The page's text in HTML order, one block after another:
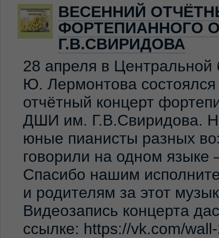
ВЕСЕННИЙ
ФОРТЕПИАННОГО
Г.В.СВИРИДОВА
28 апреля в
Ю. Лермонтова состоялся
отчётный концерт
ДШИ им. Г.В.Свиридова.
юные пианисты разных
говорили на одном
Спасибо нашим
и родителям за этот
Видеозапись концерта
ссылке: https://vk.com/